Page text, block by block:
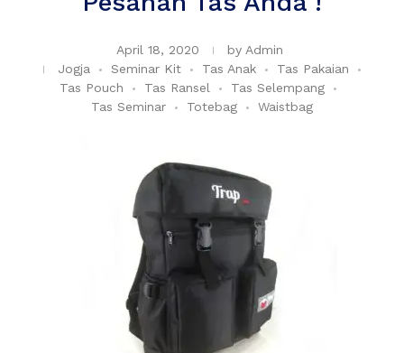
April 18, 2020 by Admin
Jogja
Seminar Kit Tas Anak
Tas Pakaian
Tas Pouch
Tas Ransel
Tas Selempang
Tas Seminar
Totebag Waistbag